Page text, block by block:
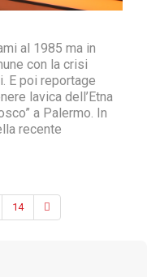
al 1985 ma in
con la crisi
E poi reportage
lavica dell’Etna
a Palermo. In
recente
14